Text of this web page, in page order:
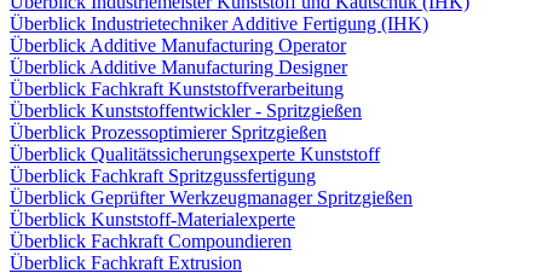
Überblick Industrietechniker Additive Fertigung (IHK)
Überblick Additive Manufacturing Operator
Überblick Additive Manufacturing Designer
Überblick Fachkraft Kunststoffverarbeitung
Überblick Kunststoffentwickler - Spritzgießen
Überblick Prozessoptimierer Spritzgießen
Überblick Qualitätssicherungsexperte Kunststoff
Überblick Fachkraft Spritzgussfertigung
Überblick Geprüfter Werkzeugmanager Spritzgießen
Überblick Kunststoff-Materialexperte
Überblick Fachkraft Compoundieren
Überblick Fachkraft Extrusion